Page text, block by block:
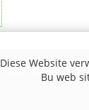
Diese Website
Bu web
site haritası